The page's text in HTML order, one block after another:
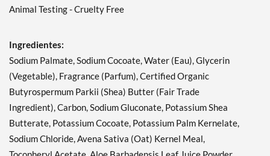
Animal Testing - Cruelty Free
Ingredientes:
Sodium Palmate, Sodium Cocoate, Water (Eau), Glycerin
(Vegetable), Fragrance (Parfum), Certified Organic
Butyrospermum Parkii (Shea) Butter (Fair Trade
Ingredient), Carbon, Sodium Gluconate, Potassium Shea
Butterate, Potassium Cocoate, Potassium Palm Kernelate,
Sodium Chloride, Avena Sativa (Oat) Kernel Meal,